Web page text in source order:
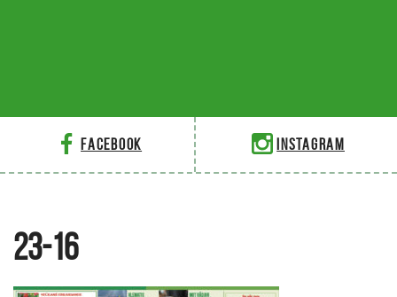
Facebook Instagram
23-16